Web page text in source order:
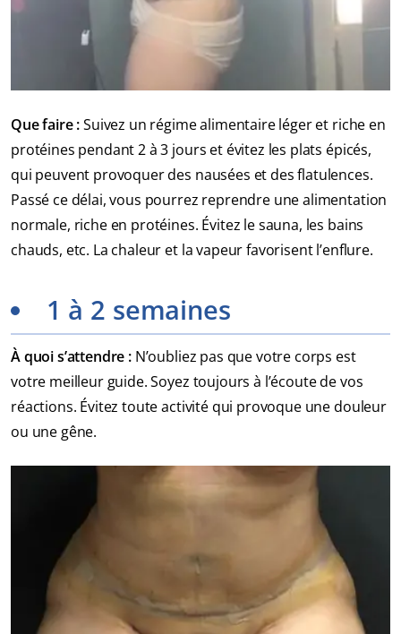
Que faire :Suivez un régime alimentaire léger et riche en
protéines pendant 2 à 3 jours et évitez les plats épicés,
qui peuvent provoquer des nausées et des flatulences.
Passé ce délai, vous pourrez reprendre une alimentation
normale, riche en protéines. Évitez le sauna, les bains
chauds, etc. La chaleur et la vapeur favorisent l’enflure.
1 à 2 semaines
À quoi s’attendre : N’oubliez pas que votre corps est
votre meilleur guide. Soyez toujours à l’écoute de vos
réactions. Évitez toute activité qui provoque une douleur
ou une gêne.